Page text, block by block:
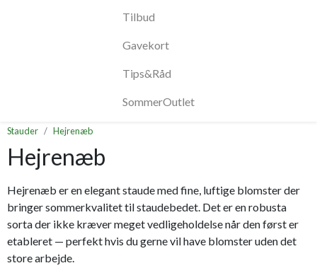
Tilbud
Gavekort
Tips&Råd
SommerOutlet
Stauder Hejrenæb
Hejrenæb
Hejrenæb er en elegant staude med fine, luftige blomster der
bringer sommerkvalitet til staudebedet. Det er en robusta
sorta der ikke kræver meget vedligeholdelse når den først er
etableret — perfekt hvis du gerne vil have blomster uden det
store arbejde.